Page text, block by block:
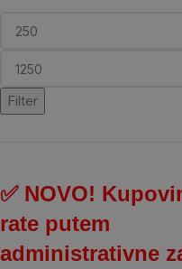
Filter
✅ NOVO!
rate putem
administrativne